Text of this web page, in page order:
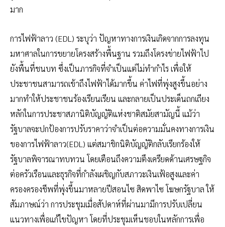
มาก
การไฟฟ้าลาว (EDL) ระบุว่า ปัญหาทางการเงินเกิดจากการลงทุน
มหาศาลในการขยายโครงสร้างพื้นฐาน รวมถึงโครงข่ายไฟฟ้าไป
ยังพื้นที่ชนบท ซึ่งเป็นภารกิจที่จำเป็นแต่ไม่ทำกำไร เพื่อให้
ประชาชนสามารถเข้าถึงไฟฟ้าได้มากขึ้น ค่าไฟที่พุ่งสูงขึ้นอย่าง
มากทำให้ประชาชนร้องเรียนเรียน และกลายเป็นประเด็นถกเถียง
หลักในการประชาสภานิติบัญญัติแห่งชาติสมัยสามัญนี้ แม้ว่า
รัฐบาลจะปกป้องการปรับราคาว่าจำเป็นต่อความมั่นคงทางการเงิน
ของการไฟฟ้าลาว(EDL) แต่สมาชิกนิติบัญญัติกลับเรียกร้องให้
รัฐบาลพิจารณาทบทวน โดยเตือนถึงความตึงเครียดด้านเศรษฐกิจ
ต่อครัวเรือนและธุรกิจที่กำลังเผชิญกับสภาวะเงินเฟ้อสูงและค่า
ครองครองชีพที่พุ่งขึ้นมาหลายปีสอนไซ สิดพาไซ โฆษกรัฐบาล ให้
สัมภาษณ์ว่า การประชุมเมื่อสัปดาห์ที่ผ่านมามีการปรับเปลี่ยน
แนวทางเพื่อแก้ไขปัญหา โดยที่ประชุมเห็นชอบในหลักการเพื่อ